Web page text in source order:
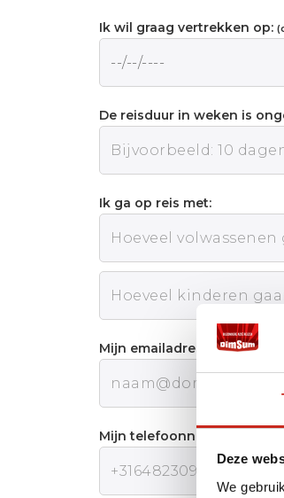
Deze
We
Ik wil graag vertrekken op:
De reisduur in weken is
Ik ga op reis met:
Mijn emailadres:
Mijn telefoonnummer: